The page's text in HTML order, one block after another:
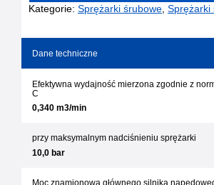
Kategorie: Sprężarki śrubowe Sprężarki
Dane techniczne
Efektywna wydajność mierzona zgodnie z
C
0,340 m3/min
przy maksymalnym nadciśnieniu sprężarki
10,0 bar
Moc znamionowa głównego silnika